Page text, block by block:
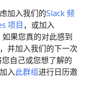
加入我们的Slack 频
项目，或加入
如果您真的对此感到
并加入我们的下一次
自己或您想了解的
入此群组进行日历邀